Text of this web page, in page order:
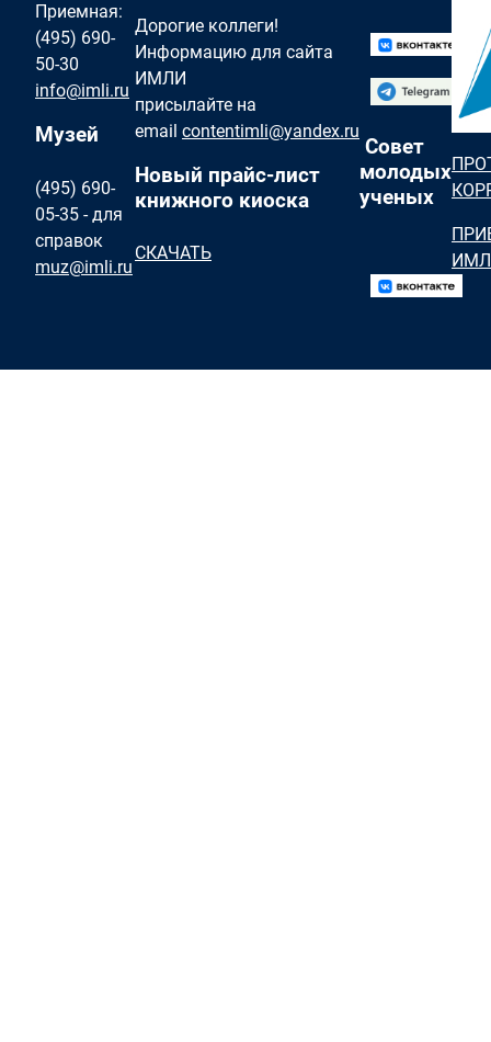
Приемная:
(495) 690-
50-30
info@imli.ru
Музей
(495) 690-
05-35 - для
справок
muz@imli.ru
Дорогие коллеги!
Информацию для сайта
ИМЛИ
присылайте на
email contentimli@yandex.ru
Новый прайс-лист
книжного киоска
СКАЧАТЬ
Совет
молодых
ученых